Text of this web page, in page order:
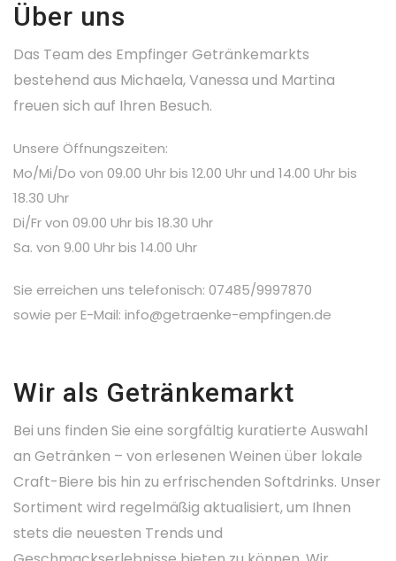
Über uns
Das Team des Empfinger Getränkemarkts
bestehend aus Michaela, Vanessa und Martina
freuen sich auf Ihren Besuch.
Unsere Öffnungszeiten:
Mo/Mi/Do von 09.00 Uhr bis 12.00 Uhr und 14.00 Uhr bis
18.30 Uhr
Di/Fr von 09.00 Uhr bis 18.30 Uhr
Sa. von 9.00 Uhr bis 14.00 Uhr
Sie erreichen uns telefonisch: 07485/9997870
sowie per E-Mail: info@getraenke-empfingen.de
Wir als Getränkemarkt
Bei uns finden Sie eine sorgfältig kuratierte Auswahl
an Getränken – von erlesenen Weinen über lokale
Craft-Biere bis hin zu erfrischenden Softdrinks. Unser
Sortiment wird regelmäßig aktualisiert, um Ihnen
stets die neuesten Trends und